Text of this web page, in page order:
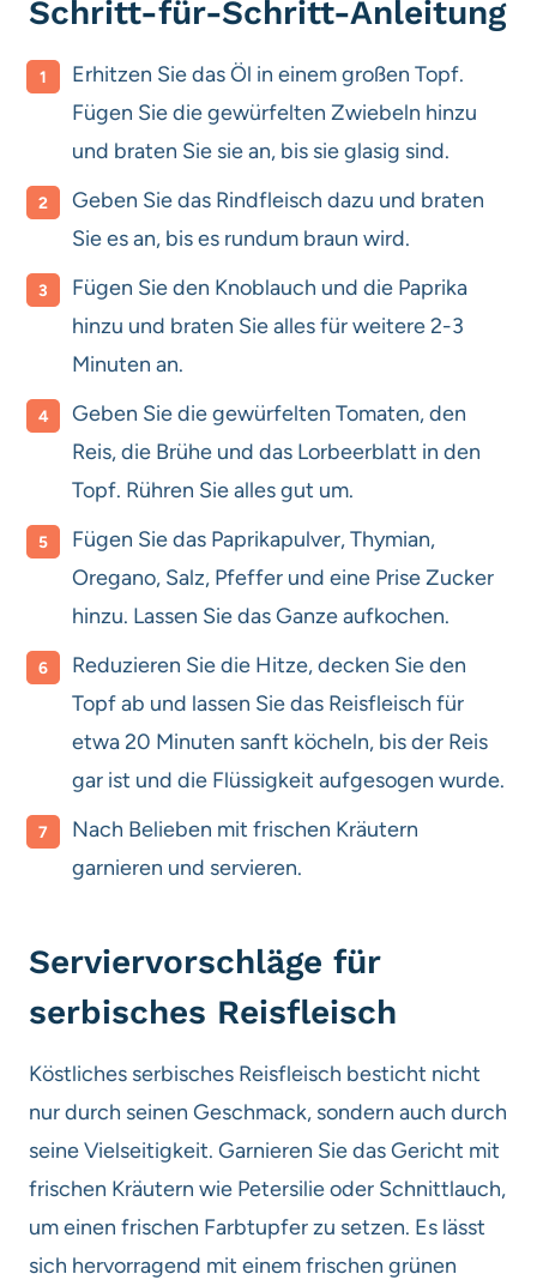
Schritt-für-Schritt-Anleitung
Erhitzen Sie das Öl in einem großen Topf.
Fügen Sie die gewürfelten Zwiebeln hinzu
und braten Sie sie an, bis sie glasig sind.
Geben Sie das Rindfleisch dazu und braten
Sie es an, bis es rundum braun wird.
Fügen Sie den Knoblauch und die Paprika
hinzu und braten Sie alles für weitere 2-3
Minuten an.
Geben Sie die gewürfelten Tomaten, den
Reis, die Brühe und das Lorbeerblatt in den
Topf. Rühren Sie alles gut um.
Fügen Sie das Paprikapulver, Thymian,
Oregano, Salz, Pfeffer und eine Prise Zucker
hinzu. Lassen Sie das Ganze aufkochen.
Reduzieren Sie die Hitze, decken Sie den
Topf ab und lassen Sie das Reisfleisch für
etwa 20 Minuten sanft köcheln, bis der Reis
gar ist und die Flüssigkeit aufgesogen wurde.
Nach Belieben mit frischen Kräutern
garnieren und servieren.
Serviervorschläge für
serbisches Reisfleisch
Köstliches serbisches Reisfleisch besticht nicht
nur durch seinen Geschmack, sondern auch durch
seine Vielseitigkeit. Garnieren Sie das Gericht mit
frischen Kräutern wie Petersilie oder Schnittlauch,
um einen frischen Farbtupfer zu setzen. Es lässt
sich hervorragend mit einem frischen grünen